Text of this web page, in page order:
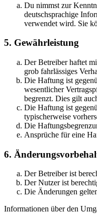
Du nimmst zur
deutschsprachige
verwendet wird. Sie
5. Gewährleistung
Der Betreiber haftet
grob fahrlässiges
Die Haftung ist
wesentlicher
begrenzt. Dies gilt
Die Haftung ist
typischerweise
Die
Ansprüche für eine
6.
Der Betreiber ist
Der Nutzer ist
Die Änderungen
Informationen über den